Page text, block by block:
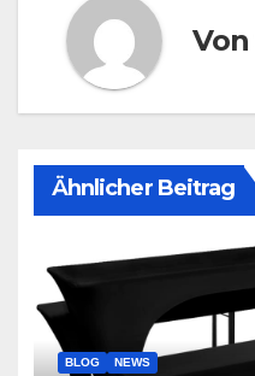
Von
Ähnlicher Beitrag
BLOG NEWS